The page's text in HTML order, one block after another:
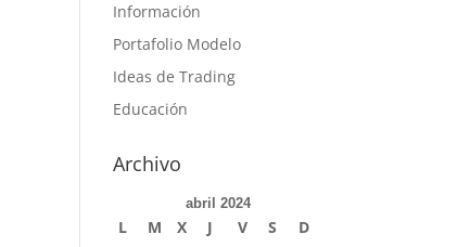
Información
Portafolio Modelo
Ideas de Trading
Educación
Archivo
abril 2024
L M X J V S
D